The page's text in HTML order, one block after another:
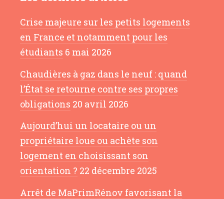
Crise majeure sur les petits logements
en France et notamment pour les
étudiants 6 mai 2026
Chaudières à gaz dans le neuf : quand
l’État se retourne contre ses propres
obligations 20 avril 2026
Aujourd’hui un locataire ou un
propriétaire loue ou achète son
logement en choisissant son
orientation ? 22 décembre 2025
Arrêt de MaPrimRénov favorisant la